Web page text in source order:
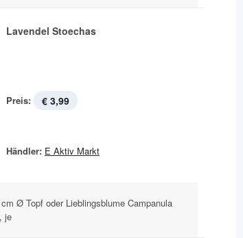
Lavendel Stoechas
Preis: € 3,99
Händler: E Aktiv Markt
Ø Topf oder Lieblingsblume Campanula
je